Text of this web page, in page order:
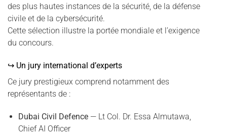
des plus hautes instances de la sécurité, de la défense
civile et de la cybersécurité.
Cette sélection illustre la portée mondiale et l’exigence
du concours.
↪ Un jury international d’experts
Ce jury prestigieux comprend notamment des
représentants de :
Dubai Civil Defence— Lt Col. Dr. Essa Almutawa,
Chief AI Officer